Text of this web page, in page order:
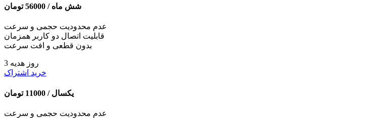
شش ماه / 56000 تومان
عدم محدودیت حجمی و سرعت
قابلیت اتصال دو کاربر همزمان
بدون قطعی و افت سرعت
3 روز هدیه
خرید اشتراک
یکسال / 11000 تومان
عدم محدودیت حجمی و سرعت